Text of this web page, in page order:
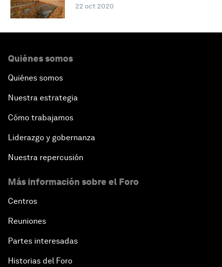
22 oct 2020
Quiénes somos
Quiénes somos
Nuestra estrategia
Cómo trabajamos
Liderazgo y gobernanza
Nuestra repercusión
Más información sobre el Foro
Centros
Reuniones
Partes interesadas
Historias del Foro